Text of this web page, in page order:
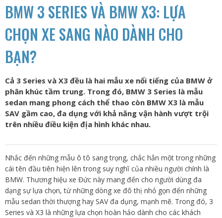
BMW 3 SERIES VÀ BMW X3: LỰA
CHỌN XE SANG NÀO DÀNH CHO
BẠN?
Cả 3 Series và X3 đều là hai mẫu xe nổi tiếng của BMW ở
phân khúc tầm trung. Trong đó, BMW 3 Series là mẫu
sedan mang phong cách thể thao còn BMW X3 là mẫu
SAV gầm cao, đa dụng với khả năng vận hành vượt trội
trên nhiều điều kiện địa hình khác nhau.
Nhắc đến những mẫu ô tô sang trọng, chắc hẳn một trong những
cái tên đầu tiên hiện lên trong suy nghĩ của nhiều người chính là
BMW. Thương hiệu xe Đức này mang đến cho người dùng đa
dạng sự lựa chọn, từ những dòng xe đô thị nhỏ gọn đến những
mẫu sedan thời thượng hay SAV đa dụng, mạnh mẽ. Trong đó, 3
Series và X3 là những lựa chọn hoàn hảo dành cho các khách